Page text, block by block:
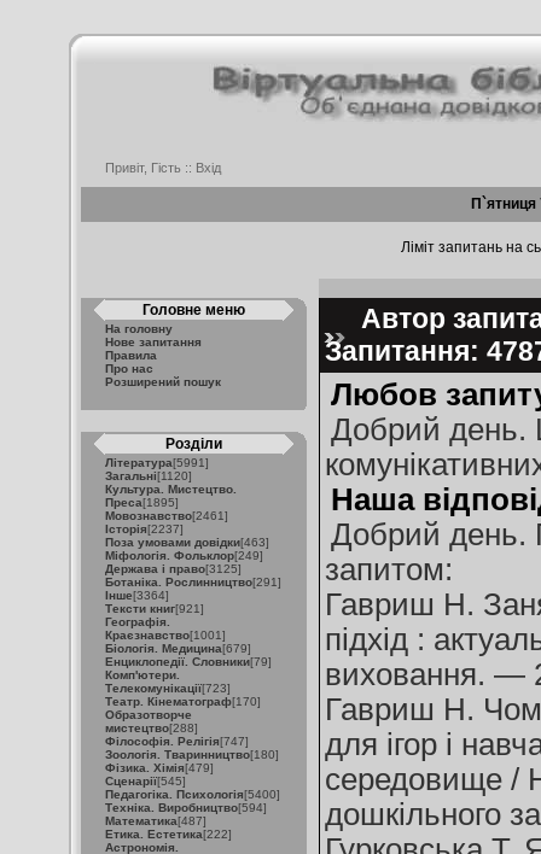
Привіт, Гість :: Вхід
П`ятниця
Ліміт запитань на
Головне меню
На головну
Нове запитання
Правила
Про нас
Розширений пошук
Розділи
Література[5991]
Загальні[1120]
Культура. Мистецтво.
Преса[1895]
Мовознавство[2461]
Історія[2237]
Поза умовами довідки[463]
Міфологія. Фольклор[249]
Держава і право[3125]
Ботаніка. Рослинництво[291]
Інше[3364]
Тексти книг[921]
Географія.
Краєзнавство[1001]
Біологія. Медицина[679]
Енциклопедії. Словники[79]
Комп'ютери.
Телекомунікації[723]
Театр. Кінематограф[170]
Образотворче
мистецтво[288]
Філософія. Релігія[747]
Зоологія. Тваринництво[180]
Фізика. Хімія[479]
Сценарії[545]
Педагогіка. Психологія[5400]
Техніка. Виробництво[594]
Математика[487]
Етика. Естетика[222]
Астрономія.
Автор
Запитання:
Любов
Добрий день.
Наша
Добрий день.
запитом:
Гавриш Н.
підхід :
виховання.
Гавриш Н.
для ігор і
середовище /
дошкільного